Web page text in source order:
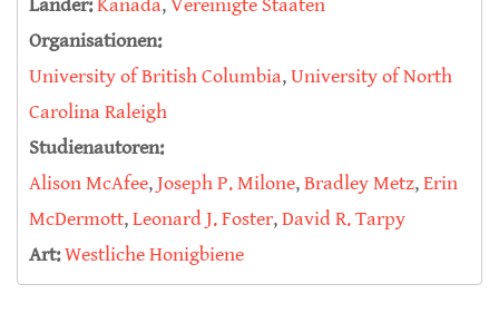
Länder:Kanada,Vereinigte Staaten
Organisationen:
University of British Columbia,University of North
Carolina Raleigh
Studienautoren:
Alison McAfee,Joseph P. Milone,Bradley Metz,Erin
McDermott,Leonard J. Foster,David R. Tarpy
Art:Westliche Honigbiene